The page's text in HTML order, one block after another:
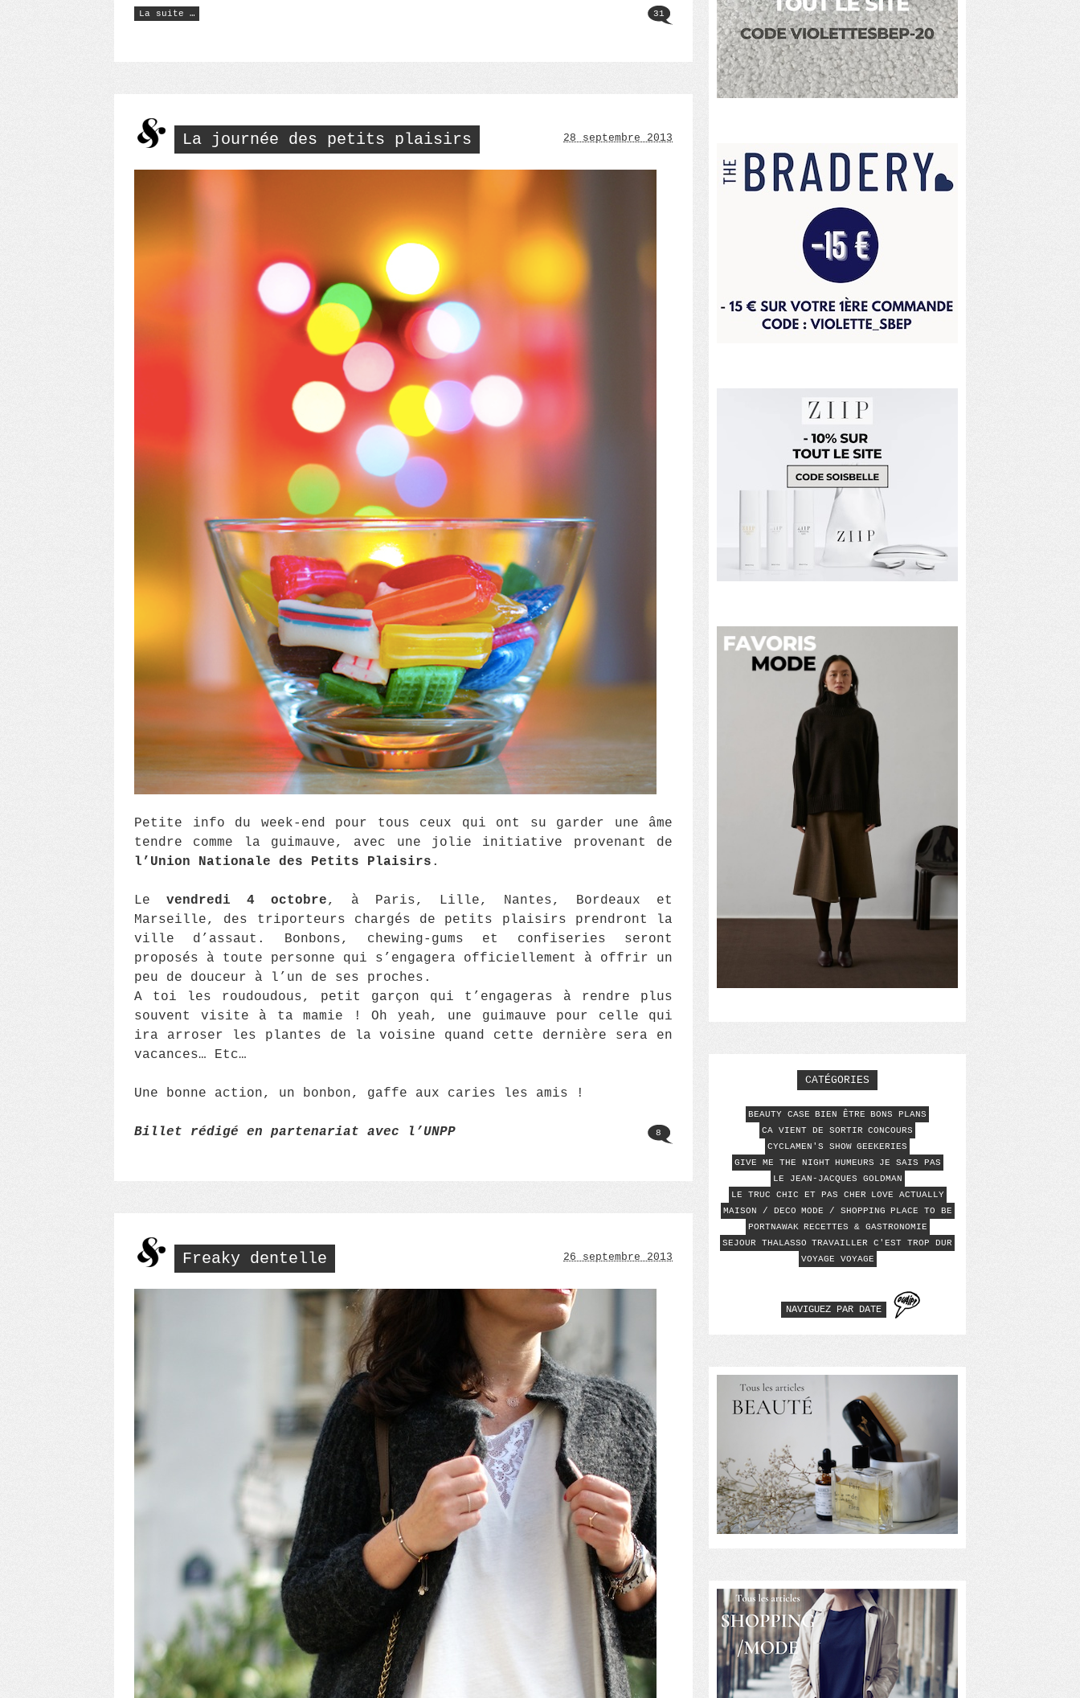
La suite …
« Matinée
mousse
31
La journée des petits plaisirs 28 septembre 2013
Petite info du week-end pour tous ceux qui ont su garder une âme
tendre comme la guimauve, avec une jolie initiative provenant de
l’Union Nationale des Petits Plaisirs .
Le vendredi 4 octobre, à Paris, Lille, Nantes, Bordeaux et
Marseille, des triporteurs chargés de petits plaisirs prendront la
ville d’assaut. Bonbons, chewing-gums et confiseries seront
proposés à toute personne qui s’engagera officiellement à offrir un
peu de douceur à l’un de ses proches.
A toi les roudoudous, petit garçon qui t’engageras à rendre plus
souvent visite à ta mamie ! Oh yeah, une guimauve pour celle qui
ira arroser les plantes de la voisine quand cette dernière sera en
vacances… Etc…
Une bonne action, un bonbon, gaffe aux caries les amis !
Billet rédigé en partenariat avec l’UNPP 8
Freaky dentelle 26 septembre 2013
CATÉGORIES
BEAUTY CASE BIEN ÊTRE BONS PLANS
CA VIENT DE SORTIR CONCOURS
CYCLAMEN'S SHOW GEEKERIES
GIVE ME THE NIGHT HUMEURS
JE SAIS PAS
LE JEAN-JACQUES GOLDMAN
LE TRUC CHIC ET PAS CHER
LOVE ACTUALLY
MAISON / DECO MODE / SHOPPING PLACE TO BE
PORTNAWAK RECETTES & GASTRONOMIE
SEJOUR THALASSO TRAVAILLER C'EST TROP DUR
VOYAGE VOYAGE
NAVIGUEZ PAR DATE